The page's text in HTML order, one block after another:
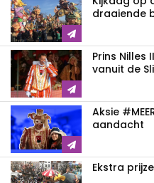
draaiende
Prins Nilles
vanuit de
Aksie
aandacht
Ekstra